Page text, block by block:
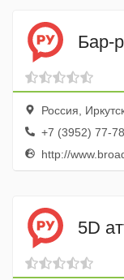
Бар-
Россия,
+7 (3952) 77-
http://
5D